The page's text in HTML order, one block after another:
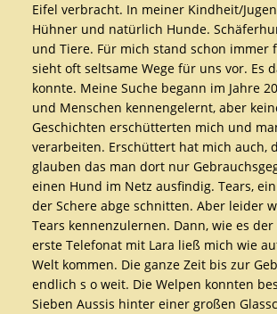
Eifel verbracht. In meiner Kindheit/
Hühner und natürlich Hunde.
und Tiere. Für mich stand schon immer
sieht oft seltsame Wege für uns vor. Es
konnte. Meine Suche begann im Jahre
und Menschen kennengelernt, aber
Geschichten erschütterten mich und
verarbeiten. Erschüttert hat mich auch,
glauben das man dort nur
einen Hund im Netz ausfindig. Tears,
der Schere abge schnitten. Aber leider
Tears kennenzulernen. Dann, wie es
erste Telefonat mit Lara ließ mich wie
Welt kommen. Die ganze Zeit bis zur
endlich s o weit. Die Welpen konnten
Sieben Aussis hinter einer großen